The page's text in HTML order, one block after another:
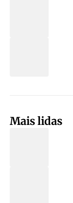
Mais lidas